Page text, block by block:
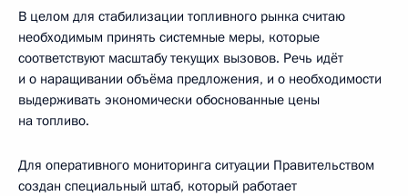
В целом для стабилизации топливного рынка считаю
необходимым принять системные меры, которые
соответствуют масштабу текущих вызовов. Речь идёт
и о наращивании объёма предложения, и о необходимости
выдерживать экономически обоснованные цены
на топливо.
Для оперативного мониторинга ситуации Правительством
создан специальный штаб, который работает